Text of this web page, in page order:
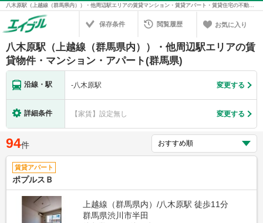
八木原駅（上越線（群馬県内））・他周辺駅エリアの賃貸マンション・賃貸アパート・賃貸住宅の不動産情報を検索！不動産賃貸の物件探しは、お部屋探しのエイブル
保存条件 閲覧履歴 お気に入り
八木原駅（上越線（群馬県内））・他周辺駅エリアの賃
貸物件・マンション・アパート(群馬県)
沿線・駅 -八木原駅 変更する
詳細条件 【家賃】設定無し 変更する
94件
賃貸アパート
ポプルスＢ
上越線（群馬県内）/八木原駅 徒歩11分
群馬県渋川市半田